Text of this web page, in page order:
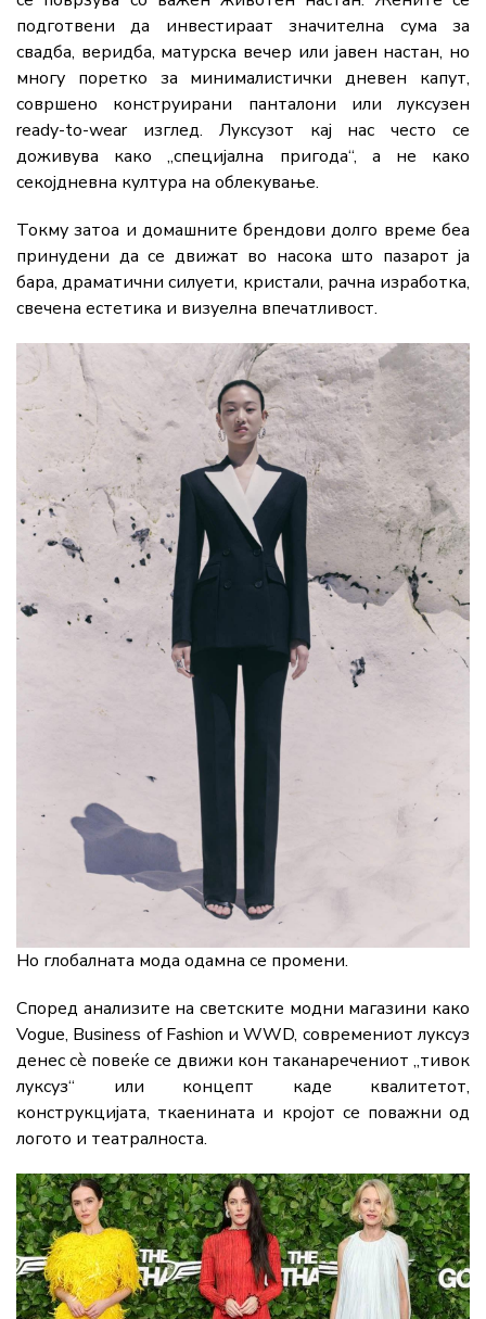
подготвени да инвестираат значителна сума за
свадба, веридба, матурска вечер или јавен настан, но
многу поретко за минималистички дневен капут,
совршено конструирани панталони или луксузен
ready-to-wear изглед. Луксузот кај нас често се
доживува како „специјална пригода“, а не како
секојдневна култура на облекување.
Токму затоа и домашните брендови долго време беа
принудени да се движат во насока што пазарот ја
бара, драматични силуети, кристали, рачна изработка,
свечена естетика и визуелна впечатливост.
Но глобалната мода одамна се промени.
Според анализите на светските модни магазини како
Vogue, Business of Fashion и WWD, современиот луксуз
денес сè повеќе се движи кон таканаречениот „тивок
луксуз“ или концепт каде квалитетот,
конструкцијата, ткаенината и кројот се поважни од
логото и театралноста.